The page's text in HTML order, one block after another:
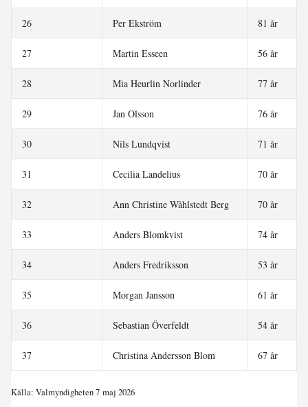
26 Per Ekström 81 år
27 Martin Esseen 56 år
28 Mia Heurlin Norlinder 77 år
29 Jan Olsson 76 år
30 Nils Lundqvist 71 år
31 Cecilia Landelius 70 år
32 Ann Christine Wåhlstedt Berg 70 år
33 Anders Blomkvist 74 år
34 Anders Fredriksson 53 år
35 Morgan Jansson 61 år
36 Sebastian Överfeldt 54 år
37 Christina Andersson Blom 67 år
Källa: Valmyndigheten 7 maj 2026